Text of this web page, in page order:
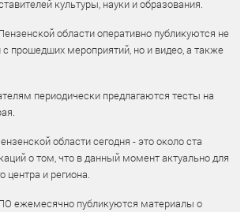
культуры, науки и образования.
области оперативно публикуются не
прошедших мероприятий, но и видео, а также
периодически предлагаются тесты на
области сегодня - это около ста
о том, что в данный момент актуально для
центра и региона.
ежемесячно публикуются материалы о